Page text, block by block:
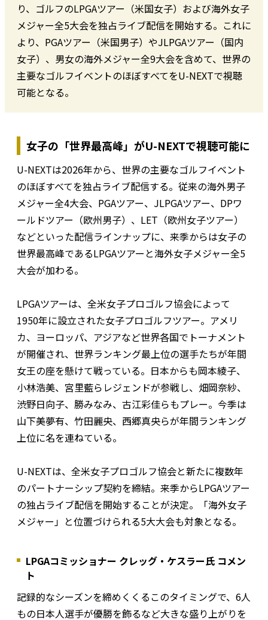
り、ゴルフのLPGAツアー（米国女子）および海外女子
メジャー全5大会を独占ライブ配信を開始する。これに
より、PGAツアー（米国男子）やJLPGAツアー（国内
女子）、男女の海外メジャー全9大会を含めて、世界の
主要なゴルフイベントのほぼすべてをU-NEXTで視聴
可能となる。
女子の「世界最高峰」がU-NEXTで視聴可能に
U-NEXTは2026年から、世界の主要なゴルフイベント
のほぼすべてを独占ライブ配信する。従来の海外男子
メジャー全4大会、PGAツアー、JLPGAツアー、DPワ
ールドツアー（欧州男子）、LET（欧州女子ツアー）
などといった配信ラインナップに、来季からは女子の
世界最高峰であるLPGAツアーと海外女子メジャー全5
大会が加わる。
LPGAツアーは、全米女子プロゴルフ協会によって
1950年に設立された女子プロゴルフツアー。アメリ
カ、ヨーロッパ、アジアなど世界各国でトーナメント
が開催され、世界ランキング最上位の選手たちが年間
女王の座を懸けて戦っている。日本からも岡本綾子、
小林浩美、宮里藍らレジェンドが参戦し、畑岡奈紗、
渋野日向子、勝みなみ、古江彩佳らもプレー。今季は
山下美夢有、竹田麗央、西郷真央らが年間ランキング
上位に名を連ねている。
U-NEXTは、全米女子プロゴルフ協会と新たに複数年
のパートナーシップ契約を締結。来季からLPGAツアー
の独占ライブ配信を開始することが決定。「海外女子
メジャー」と位置づけられる5大大会も対象となる。
LPGAコミッショナー クレッグ・ケスラー氏 コメン
ト
記録的なシーズンを締めくくるこのタイミングで、6人
もの日本人選手が優勝を飾るなど大きな盛り上がりを